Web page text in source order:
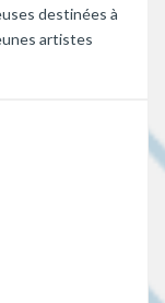
destinées à
artistes